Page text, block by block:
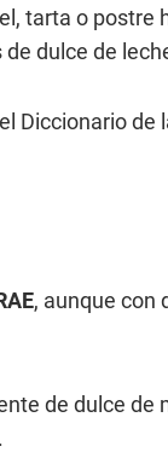
tarta o postre
dulce de
Diccionario de
, aunque con
de dulce